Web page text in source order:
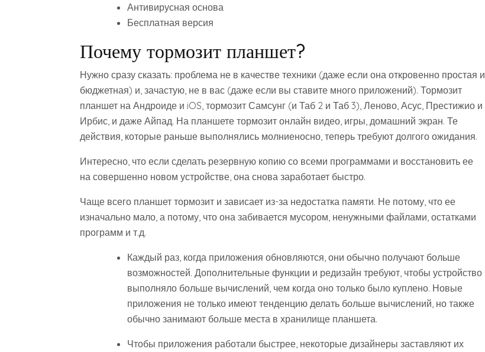
Антивирусная основа
Бесплатная версия
Почему тормозит планшет?
Нужно сразу сказать: проблема не в качестве техники (даже если она откровенно простая и
бюджетная) и, зачастую, не в вас (даже если вы ставите много приложений). Тормозит
планшет на Андроиде и iOS, тормозит Самсунг (и Таб 2 и Таб 3), Леново, Асус, Престижио и
Ирбис, и даже Айпад. На планшете тормозит онлайн видео, игры, домашний экран. Те
действия, которые раньше выполнялись молниеносно, теперь требуют долгого ожидания.
Интересно, что если сделать резервную копию со всеми программами и восстановить ее
на совершенно новом устройстве, она снова заработает быстро.
Чаще всего планшет тормозит и зависает из-за недостатка памяти. Не потому, что ее
изначально мало, а потому, что она забивается мусором, ненужными файлами, остатками
программ и т.д.
Каждый раз, когда приложения обновляются, они обычно получают больше
возможностей. Дополнительные функции и редизайн требуют, чтобы устройство
выполняло больше вычислений, чем когда оно только было куплено. Новые
приложения не только имеют тенденцию делать больше вычислений, но также
обычно занимают больше места в хранилище планшета.
Чтобы приложения работали быстрее, некоторые дизайнеры заставляют их